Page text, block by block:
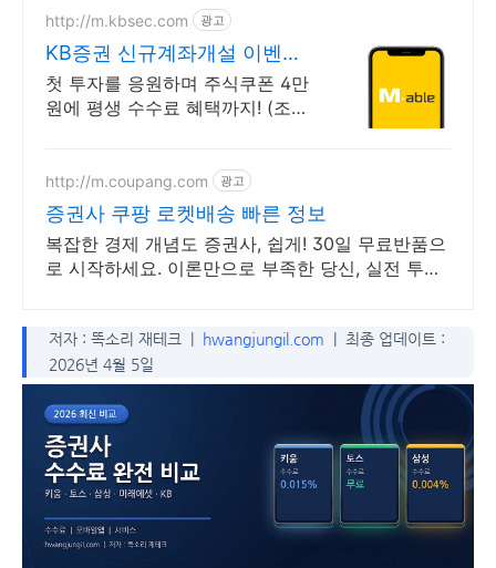
http://m.kbsec.com 광고
KB증권 신규계좌개설 이벤트
국내주식쿠폰 최대 5만원
첫 투자를 응원하며 주식쿠폰 4만
원에 평생 수수료 혜택까지! (조건
http://m.coupang.com 광고
증권사 쿠팡 로켓배송 빠른 정보
복잡한 경제 개념도 증권사, 쉽게! 30일 무료반품으
로 시작하세요. 이론만으로 부족한 당신, 실전 투자
저자 : 똑소리 재테크 | hwangjungil.com | 최종 업데이트 :
2026년 4월 5일